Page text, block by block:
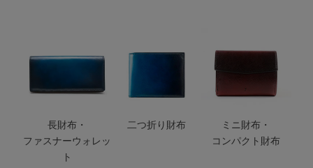
長財布・
ファスナーウォレッ
ト
二つ折り財布
ミニ財布・
コンパクト財布